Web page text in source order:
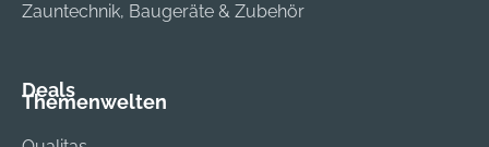
Zauntechnik, Baugeräte & Zubehör
Deals
Themenwelten